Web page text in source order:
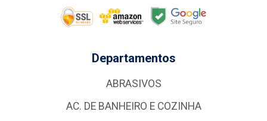
Departamentos
ABRASIVOS
AC. DE BANHEIRO E COZINHA